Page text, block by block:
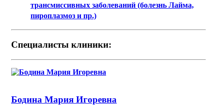
трансмиссивных заболеваний (болезнь Лайма,
пироплазмоз и пр.)
Специалисты клиники:
Бодина Мария Игоревна